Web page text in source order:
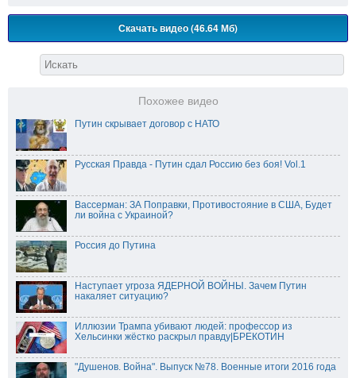
Скачать видео (46.64 Мб)
Похожее видео
Путин скрывает договор с НАТО
Русская Правда - Путин сдал Россию без боя! Vol.1
Вассерман: ЗА Поправки, Противостояние в США, Будет
ли война с Украиной?
Россия до Путина
Наступает угроза ЯДЕРНОЙ ВОЙНЫ. Зачем Путин
накаляет ситуацию?
Иллюзии Трампа убивают людей: профессор из
Хельсинки жёстко раскрыл правду|БРЕКОТИН
"Душенов. Война". Выпуск №78. Военные итоги 2016 года